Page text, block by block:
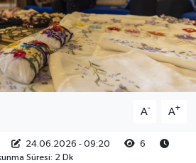
A- A+
24.06.2026 - 09:20
6
Süresi: 2 Dk